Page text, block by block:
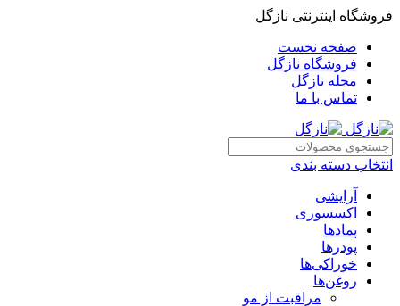
فروشگاه اینترنتی نازگل
صفحه نخست
فروشگاه نازگل
مجله نازگل
تماس با ما
انتخاب دسته بندی
آرایشی
اکسسوری
پمادها
پودرها
خوراکی‌ها
روغن‌ها
مراقبت از مو